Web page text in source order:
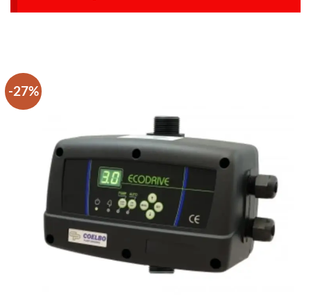
-27%